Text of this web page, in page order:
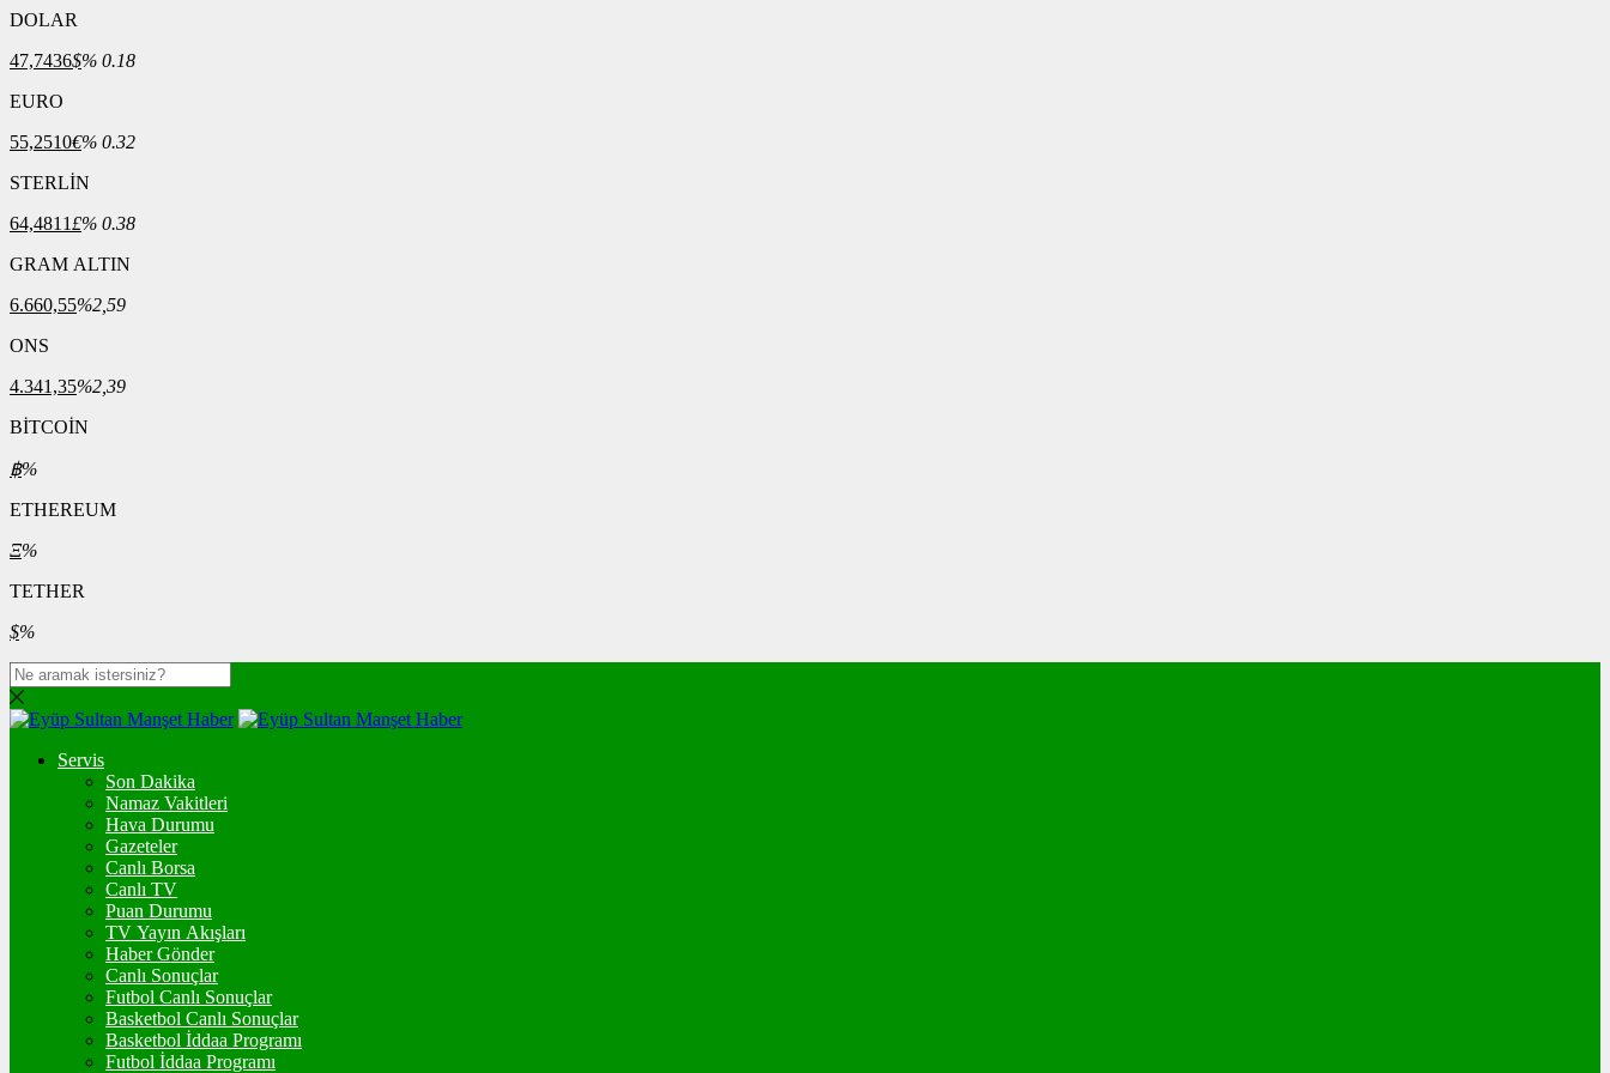
DOLAR
47,7436$% 0.18
EURO
55,2510€% 0.32
STERLİN
64,4811£% 0.38
GRAM ALTIN
6.660,55%2,59
ONS
4.341,35%2,39
BİTCOİN
฿%
ETHEREUM
Ξ%
TETHER
$%
Servis
Son Dakika
Namaz Vakitleri
Hava Durumu
Gazeteler
Canlı Borsa
Canlı TV
Puan Durumu
TV Yayın Akışları
Haber Gönder
Canlı Sonuçlar
Futbol Canlı Sonuçlar
Basketbol Canlı Sonuçlar
Basketbol İddaa Programı
Futbol İddaa Programı